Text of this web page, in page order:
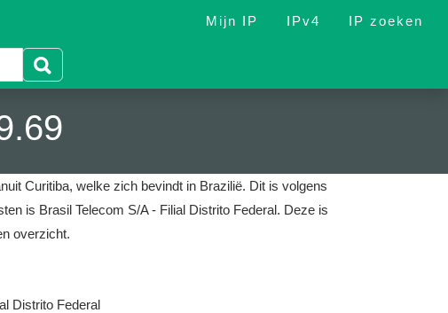
Mijn IP IPv4 IP zoeken
Curitiba, welke zich bevindt in Brazilië. Dit is volgens
is Brasil Telecom S/A - Filial Distrito Federal. Deze is
overzicht.
Distrito Federal